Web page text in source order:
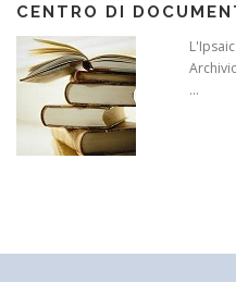
CENTRO DI
...